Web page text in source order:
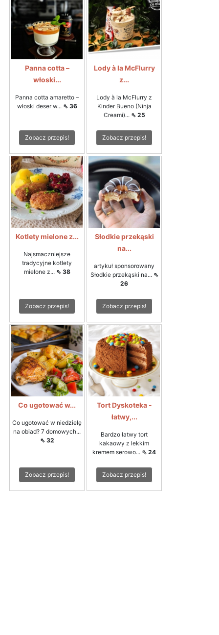
Panna cotta –
włoski...
Panna cotta amaretto –
włoski deser w... ⇖ 36
Zobacz przepis!
Lody à la McFlurry
z...
Lody à la McFlurry z
Kinder Bueno (Ninja
Creami)... ⇖ 25
Zobacz przepis!
Kotlety mielone z...
Najsmaczniejsze
tradycyjne kotlety
mielone z... ⇖ 38
Zobacz przepis!
Słodkie przekąski
na...
artykuł sponsorowany
Słodkie przekąski na... ⇖
26
Zobacz przepis!
Co ugotować w...
Co ugotować w niedzielę
na obiad? 7 domowych...
⇖ 32
Zobacz przepis!
Tort Dyskoteka -
łatwy,...
Bardzo łatwy tort
kakaowy z lekkim
kremem serowo... ⇖ 24
Zobacz przepis!